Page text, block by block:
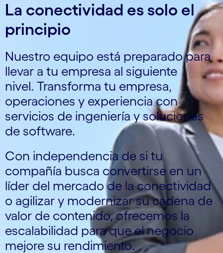
La conectividad es solo el
principio
Nuestro equipo está preparado para
llevar a tu empresa al siguiente
nivel. Transforma tu empresa,
operaciones y experiencia con
servicios de ingeniería y soluciones
de software.
Con independencia de si tu
compañía busca convertirse en un
líder del mercado de la conectividad
o agilizar y modernizar su cadena de
valor de contenido, ofrecemos la
escalabilidad para que el negocio
mejore su rendimiento.